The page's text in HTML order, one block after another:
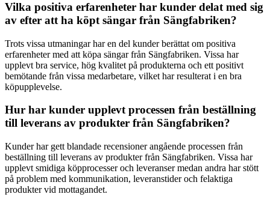
Vilka positiva erfarenheter har kunder delat med sig
av efter att ha köpt sängar från Sängfabriken?
Trots vissa utmaningar har en del kunder berättat om positiva
erfarenheter med att köpa sängar från Sängfabriken. Vissa har
upplevt bra service, hög kvalitet på produkterna och ett positivt
bemötande från vissa medarbetare, vilket har resulterat i en bra
köpupplevelse.
Hur har kunder upplevt processen från beställning
till leverans av produkter från Sängfabriken?
Kunder har gett blandade recensioner angående processen från
beställning till leverans av produkter från Sängfabriken. Vissa har
upplevt smidiga köpprocesser och leveranser medan andra har stött
på problem med kommunikation, leveranstider och felaktiga
produkter vid mottagandet.